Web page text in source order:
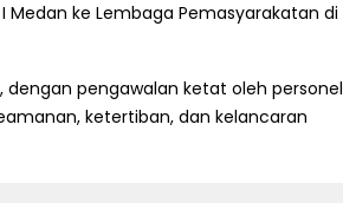
Medan ke Lembaga Pemasyarakatan di
dengan pengawalan ketat oleh personel
ketertiban, dan kelancaran